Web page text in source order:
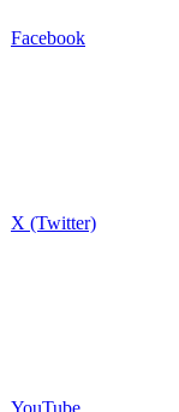
Facebook
X (Twitter)
YouTube